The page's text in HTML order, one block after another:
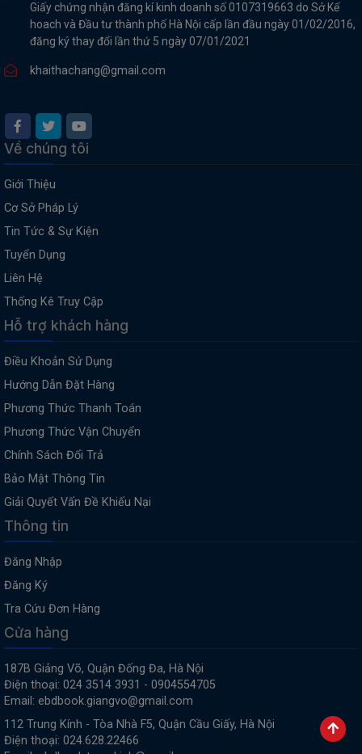
Giấy chứng nhận đăng kí kinh doanh số 0107319663 do Sở Kế
hoach và Đầu tư thành phố Hà Nội cấp lần đầu ngày 01/02/2016,
đăng ký thay đổi lần thứ 5 ngày 07/01/2021
khaithachang@gmail.com
Về chúng tôi
Giới Thiệu
Cơ Sở Pháp Lý
Tin Tức & Sự Kiện
Tuyển Dụng
Liên Hệ
Thống Kê Truy Cập
Hỗ trợ khách hàng
Điều Khoản Sử Dụng
Hướng Dẫn Đặt Hàng
Phương Thức Thanh Toán
Phương Thức Vận Chuyển
Chính Sách Đổi Trả
Bảo Mật Thông Tin
Giải Quyết Vấn Đề Khiếu Nại
Thông tin
Đăng Nhập
Đăng Ký
Tra Cứu Đơn Hàng
Cửa hàng
187B Giảng Võ, Quận Đống Đa, Hà Nội
Điện thoại: 024 3514 3931 - 0904554705
Email: ebdbook.giangvo@gmail.com
112 Trung Kính - Tòa Nhà F5, Quận Cầu Giấy, Hà Nội
Điện thoại: 024.628.22466